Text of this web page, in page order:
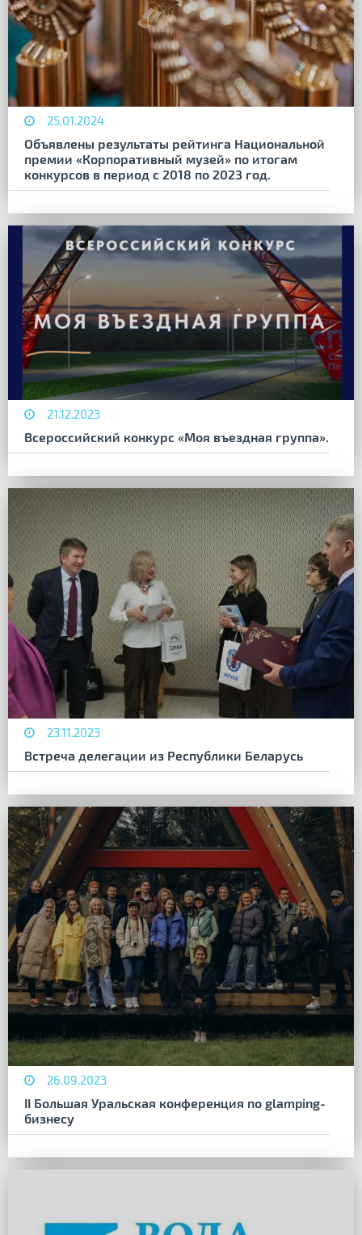
25.01.2024
Объявлены результаты рейтинга Национальной
премии «Корпоративный музей» по итогам
конкурсов в период с 2018 по 2023 год.
21.12.2023
Всероссийский конкурс «Моя въездная группа».
23.11.2023
Встреча делегации из Республики Беларусь
26.09.2023
II Большая Уральская конференция по glamping-
бизнесу